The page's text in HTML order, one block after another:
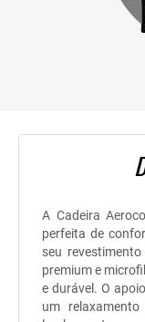
A Cadeira
perfeita de
seu
premium e
e durável. O
um